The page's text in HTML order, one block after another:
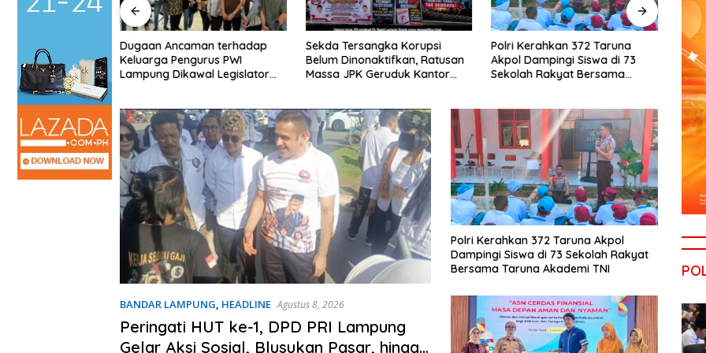
1, DPD PRI
Aksi Sosial,
hingga Bagi-
Dugaan Ancaman terhadap
Keluarga Pengurus PWI
Lampung Dikawal Legislator
Sekda Tersangka Korupsi
Belum Dinonaktifkan, Ratusan
Massa JPK Geruduk Kantor
Polri Kerahkan 372 Taruna
Akpol Dampingi Siswa di 73
Sekolah Rakyat Bersama
BANDAR LAMPUNG, HEADLINE Agustus 8, 2026
Peringati HUT ke-1, DPD PRI Lampung
Gelar Aksi Sosial, Blusukan Pasar, hingga
Polri Kerahkan 372 Taruna Akpol
Dampingi Siswa di 73 Sekolah Rakyat
Bersama Taruna Akademi TNI